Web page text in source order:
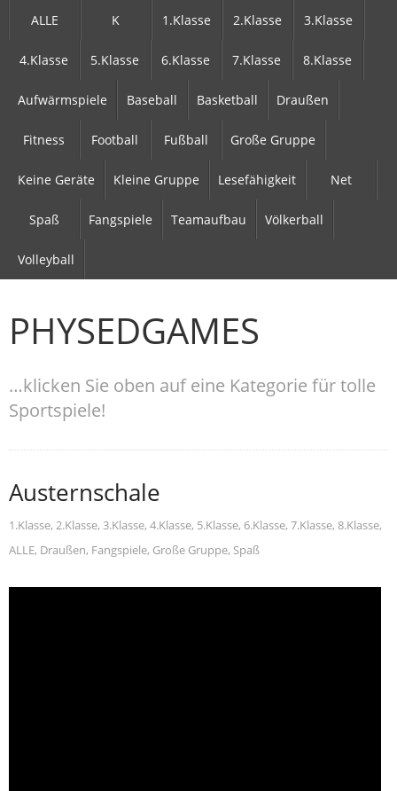
ALLE K 1.Klasse 2.Klasse 3.Klasse
4.Klasse 5.Klasse 6.Klasse 7.Klasse 8.Klasse
Aufwärmspiele Baseball Basketball Draußen
Fitness Football Fußball Große Gruppe
Keine Geräte Kleine Gruppe Lesefähigkeit Net
Spaß Fangspiele Teamaufbau Völkerball
Volleyball
PHYSEDGAMES
…klicken Sie oben auf eine Kategorie für tolle
Sportspiele!
Austernschale
1.Klasse, 2.Klasse, 3.Klasse, 4.Klasse, 5.Klasse, 6.Klasse, 7.Klasse, 8.Klasse,
ALLE, Draußen, Fangspiele, Große Gruppe, Spaß